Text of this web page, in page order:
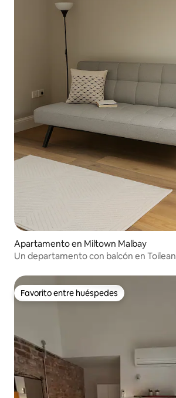
Apartamento en Miltown Malbay
Un departamento con balcón en Toilean
Favorito entre huéspedes
Favorito entre huéspedes